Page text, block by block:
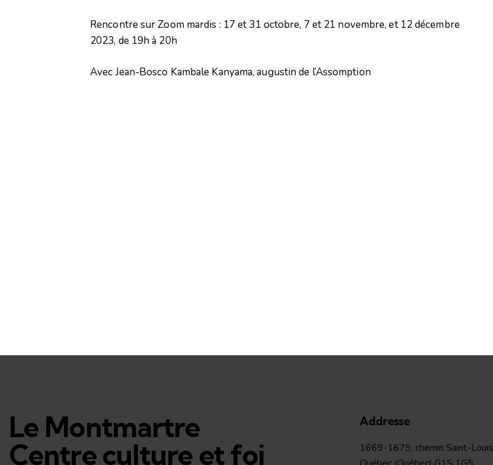
Rencontre sur Zoom mardis : 17 et 31 octobre, 7 et 21 novembre, et 12 décembre
2023, de 19h à 20h
Avec Jean-Bosco Kambale Kanyama, augustin de l’Assomption
Le Montmartre
Centre culture et foi
Addresse
1669-1679, chemin Saint-Louis